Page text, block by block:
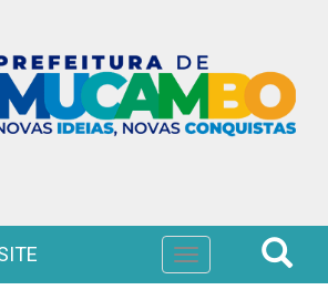
Toggle
navigation